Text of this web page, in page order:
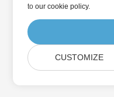
toour cookie policy.
CUSTOMIZE